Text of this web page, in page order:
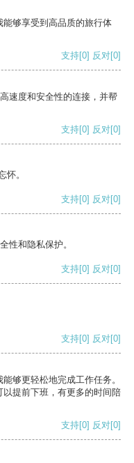
够享受到高品质的旅行体
支持[0] 反对[0]
速度和安全性的连接，并帮
支持[0] 反对[0]
怀。
支持[0] 反对[0]
性和隐私保护。
支持[0] 反对[0]
支持[0] 反对[0]
够更轻松地完成工作任务。
提前下班，有更多的时间陪
支持[0] 反对[0]